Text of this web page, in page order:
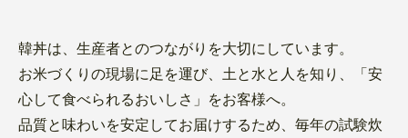
韓丼は、生産者とのつながりを大切にしています。
お米づくりの現場に足を運び、土と水と人を知り、「安
心して食べられるおいしさ」をお客様へ。
品質と味わいを安定してお届けするため、毎年の試験炊